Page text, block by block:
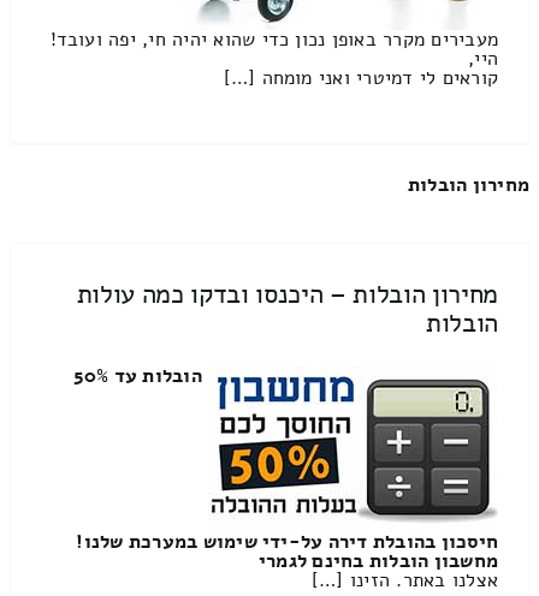
מעבירים מקרר באופן נכון כדי שהוא יהיה חי, יפה ועובד!
היי,
קוראים לי דמיטרי ואני מומחה […]
מחירון הובלות
מחירון הובלות – היכנסו ובדקו כמה עולות
הובלות
הובלות עד 50%
חיסכון בהובלת דירה על-ידי שימוש במערכת שלנו!
מחשבון הובלות בחינם לגמרי
אצלנו באתר. הזינו […]